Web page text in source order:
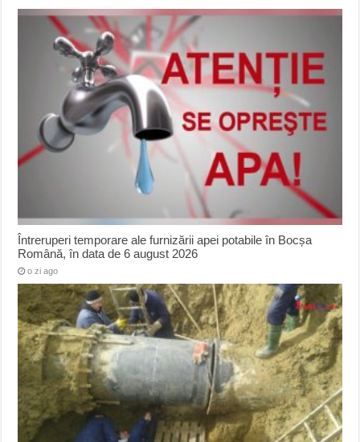
Întreruperi temporare ale furnizării apei potabile în Bocșa
Română, în data de 6 august 2026
o zi ago